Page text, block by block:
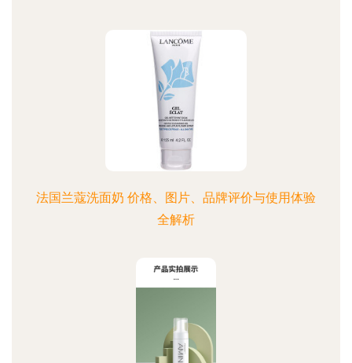
法国兰蔻洗面奶 价格、图片、品牌评价与使用体验
全解析